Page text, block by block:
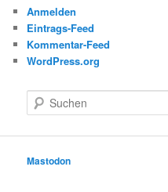
Anmelden
Eintrags-Feed
Kommentar-Feed
WordPress.org
u
e
Mastodon